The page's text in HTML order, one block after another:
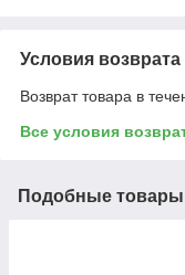
Условия возврата
Возврат товара в
Все условия
Подобные